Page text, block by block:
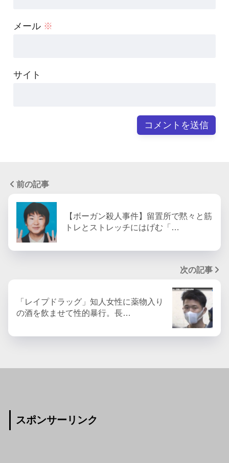
メール ※
サイト
前の記事
【ボーガン殺人事件】留置所で黙々と筋
トレとストレッチにはげむ「…
次の記事
「レイプドラッグ」知人女性に薬物入り
の酒を飲ませて性的暴行。長…
スポンサーリンク